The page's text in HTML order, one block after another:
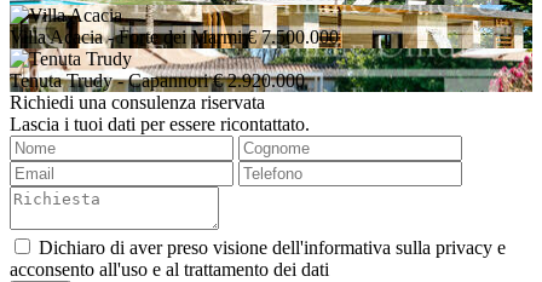
Villa Acacia- Forte dei Marmi € 7.500.000
Tenuta Trudy- Capannori € 2.920.000
Richiedi una consulenza riservata
Lascia i tuoi dati per essere ricontattato.
Dichiaro di aver preso visione dell'informativa sulla privacy e
acconsento all'uso e al trattamento dei dati